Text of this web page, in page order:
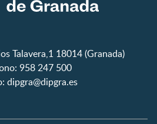
Talavera,1 18014 (Granada)
958 247 500
dipgra@dipgra.es